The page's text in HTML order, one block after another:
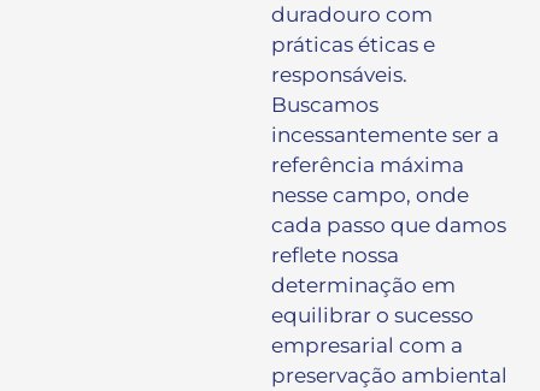
duradouro com
práticas éticas e
responsáveis.
Buscamos
incessantemente ser a
referência máxima
nesse campo, onde
cada passo que damos
reflete nossa
determinação em
equilibrar o sucesso
empresarial com a
preservação ambiental